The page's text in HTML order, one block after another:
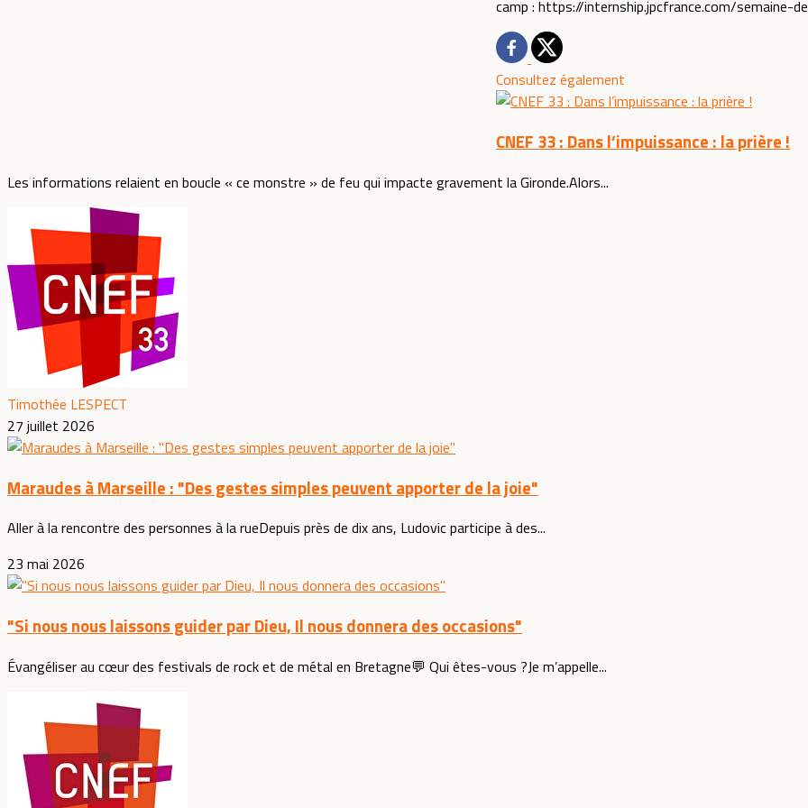
camp : https://internship.jpcfrance.com/semaine-
Consultez également
CNEF 33 : Dans l’impuissance : la prière !
Les informations relaient en boucle « ce monstre » de feu qui impacte gravement la Gironde.Alors...
Timothée LESPECT
27 juillet 2026
Maraudes à Marseille : "Des gestes simples peuvent apporter de la joie"
Aller à la rencontre des personnes à la rueDepuis près de dix ans, Ludovic participe à des...
23 mai 2026
"Si nous nous laissons guider par Dieu, Il nous donnera des occasions"
Évangéliser au cœur des festivals de rock et de métal en Bretagne💬 Qui êtes-vous ?Je m’appelle...